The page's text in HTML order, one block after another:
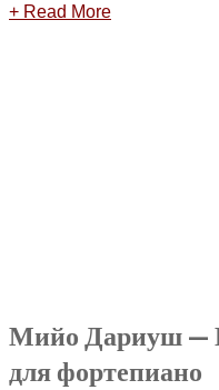
+ Read More
Мийо Дариуш —
для фортепиано